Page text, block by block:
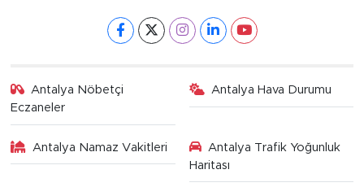
Antalya Nöbetçi
Eczaneler
Antalya Hava Durumu
Antalya Namaz Vakitleri
Antalya Trafik Yoğunluk
Haritası